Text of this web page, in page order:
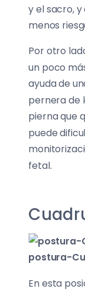
y el sacro,
menos
Por otro
un poco
ayuda de
pernera de
pierna que
puede
fetal.
postura-
En esta